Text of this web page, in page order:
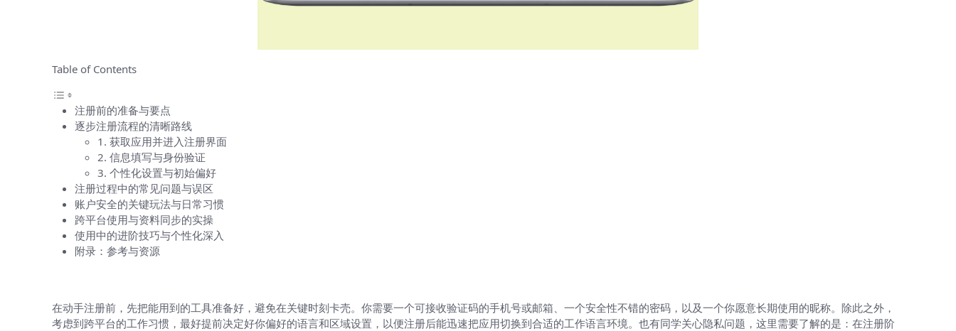
Table of Contents
注册前的准备与要点
逐步注册流程的清晰路线
1. 获取应用并进入注册界面
2. 信息填写与身份验证
3. 个性化设置与初始偏好
注册过程中的常见问题与误区
账户安全的关键玩法与日常习惯
跨平台使用与资料同步的实操
使用中的进阶技巧与个性化深入
附录：参考与资源
在动手注册前，先把能用到的工具准备好，避免在关键时刻卡壳。你需要一个可接收验证码的手机号或邮箱、一个安全性不错的密码，以及一个你愿意长期使用的昵称。除此之外，
考虑到跨平台的工作习惯，最好提前决定好你偏好的语言和区域设置，以便注册后能迅速把应用切换到合适的工作语言环境。也有同学关心隐私问题，这里需要了解的是：在注册阶